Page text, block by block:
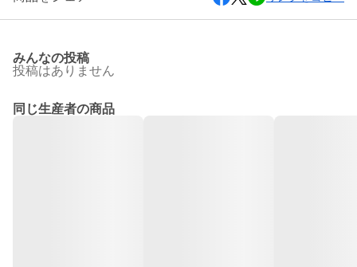
みんなの投稿
投稿はありません
同じ生産者の商品